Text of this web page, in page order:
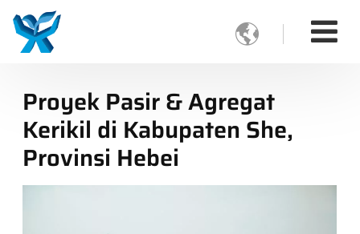

Proyek Pasir & Agregat
Kerikil di Kabupaten She,
Provinsi Hebei